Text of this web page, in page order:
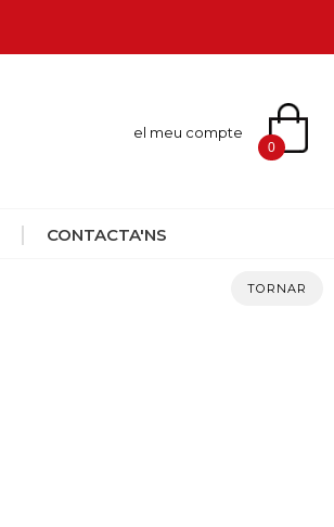
el meu compte
0
CONTACTA'NS
TORNAR